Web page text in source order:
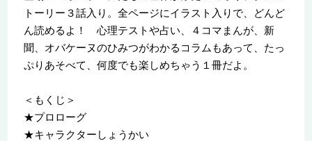
トーリー３話入り。全ページにイラスト入りで、どんど
ん読めるよ！ 心理テストや占い、４コマまんが、新
聞、オバケーヌのひみつがわかるコラムもあって、たっ
ぷりあそべて、何度でも楽しめちゃう１冊だよ。
＜もくじ＞
★プロローグ
★キャラクターしょうかい